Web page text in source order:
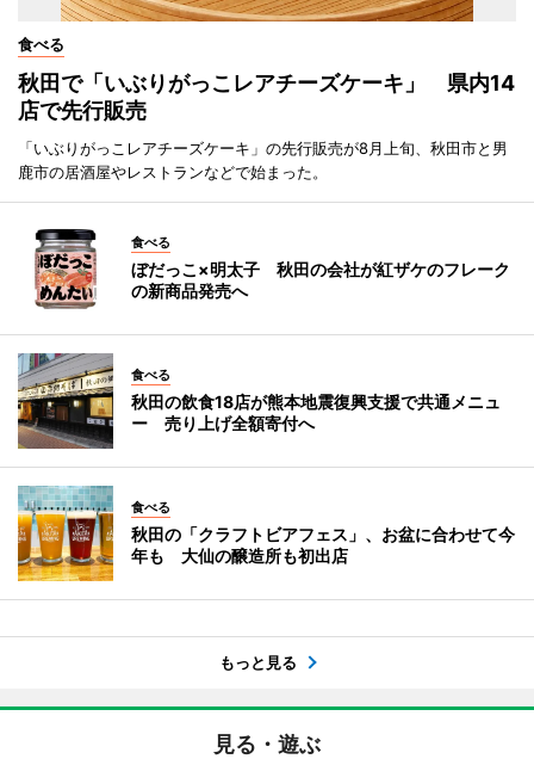
食べる
秋田で「いぶりがっこレアチーズケーキ」 県内14
店で先行販売
「いぶりがっこレアチーズケーキ」の先行販売が8月上旬、秋田市と男
鹿市の居酒屋やレストランなどで始まった。
食べる
ぼだっこ×明太子 秋田の会社が紅ザケのフレーク
の新商品発売へ
食べる
秋田の飲食18店が熊本地震復興支援で共通メニュ
ー 売り上げ全額寄付へ
食べる
秋田の「クラフトビアフェス」、お盆に合わせて今
年も 大仙の醸造所も初出店
もっと見る
見る・遊ぶ